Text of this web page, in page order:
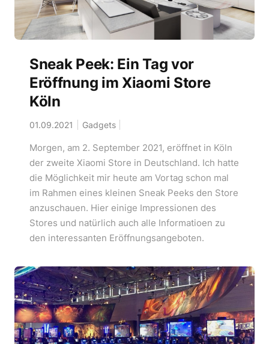
Sneak Peek: Ein Tag vor
Eröffnung im Xiaomi Store
Köln
01.09.2021 Gadgets
Morgen, am 2. September 2021, eröffnet in Köln
der zweite Xiaomi Store in Deutschland. Ich hatte
die Möglichkeit mir heute am Vortag schon mal
im Rahmen eines kleinen Sneak Peeks den Store
anzuschauen. Hier einige Impressionen des
Stores und natürlich auch alle Informatioen zu
den interessanten Eröffnungsangeboten.